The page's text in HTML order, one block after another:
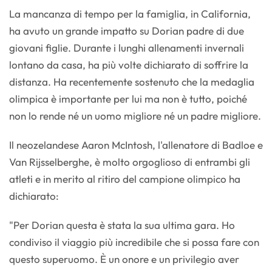
La mancanza di tempo per la famiglia, in California,
ha avuto un grande impatto su Dorian padre di due
giovani figlie. Durante i lunghi allenamenti invernali
lontano da casa, ha più volte dichiarato di soffrire la
distanza. Ha recentemente sostenuto che la medaglia
olimpica è importante per lui ma non è tutto, poiché
non lo rende né un uomo migliore né un padre migliore.
Il neozelandese Aaron McIntosh, l'allenatore di Badloe e
Van Rijsselberghe, è molto orgoglioso di entrambi gli
atleti e in merito al ritiro del campione olimpico ha
dichiarato:
"Per Dorian questa è stata la sua ultima gara. Ho
condiviso il viaggio più incredibile che si possa fare con
questo superuomo. È un onore e un privilegio aver